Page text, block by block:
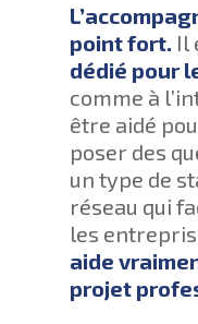
point fort. Il
dédié pour
comme à
être aidé
poser des
un type de
réseau qui
les
aide
projet